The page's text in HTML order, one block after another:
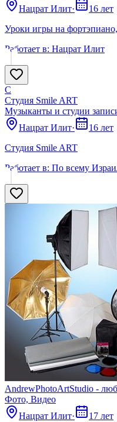
Нацрат Илит·
16 лет
Уроки игры на
Работает в: Нацрат Илит
С
Студия Smile ART
Музыканты и студии
Нацрат Илит·
16 лет
Студия Smile ART
Работает в: По всему
AndrewPhotoArtStudio -
Фото, Видео
Нацрат Илит·
17 лет